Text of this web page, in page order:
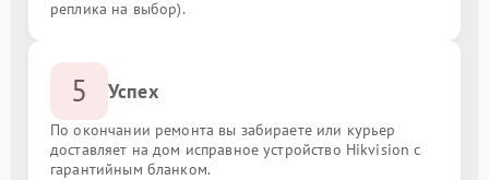
реплика на выбор).
5 Успех
По окончании ремонта вы забираете или курьер
доставляет на дом исправное устройство Hikvision с
гарантийным бланком.